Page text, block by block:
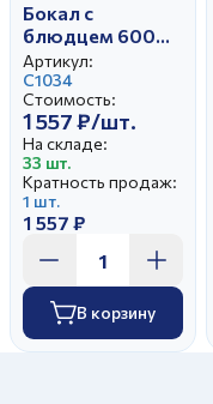
Бокал с
блюдцем 600
мл Классический
Коралловый
(Синий)
Артикул:
С1034
Стоимость:
1 557 ₽/шт.
На складе:
33 шт.
Кратность продаж:
1 шт.
1 557 ₽
В корзину